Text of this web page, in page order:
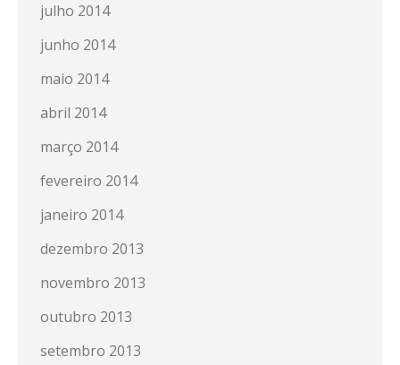
julho 2014
junho 2014
maio 2014
abril 2014
março 2014
fevereiro 2014
janeiro 2014
dezembro 2013
novembro 2013
outubro 2013
setembro 2013